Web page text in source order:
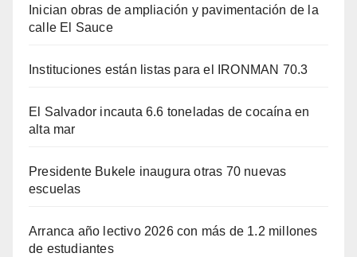
Inician obras de ampliación y pavimentación de la
calle El Sauce
Instituciones están listas para el IRONMAN 70.3
El Salvador incauta 6.6 toneladas de cocaína en
alta mar
Presidente Bukele inaugura otras 70 nuevas
escuelas
Arranca año lectivo 2026 con más de 1.2 millones
de estudiantes